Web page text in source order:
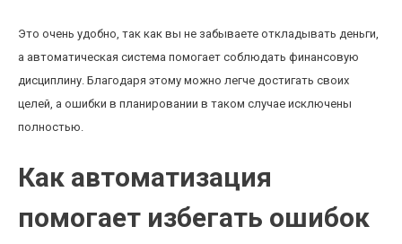
Это очень удобно, так как вы не забываете откладывать деньги,
а автоматическая система помогает соблюдать финансовую
дисциплину. Благодаря этому можно легче достигать своих
целей, а ошибки в планировании в таком случае исключены
полностью.
Как автоматизация
помогает избегать ошибок